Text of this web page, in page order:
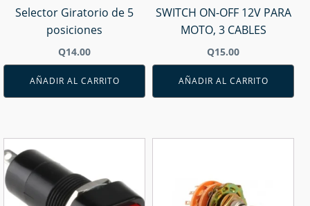
Selector Giratorio de 5
posiciones
Q14.00
AÑADIR AL CARRITO
SWITCH ON-OFF 12V PARA
MOTO, 3 CABLES
Q15.00
AÑADIR AL CARRITO